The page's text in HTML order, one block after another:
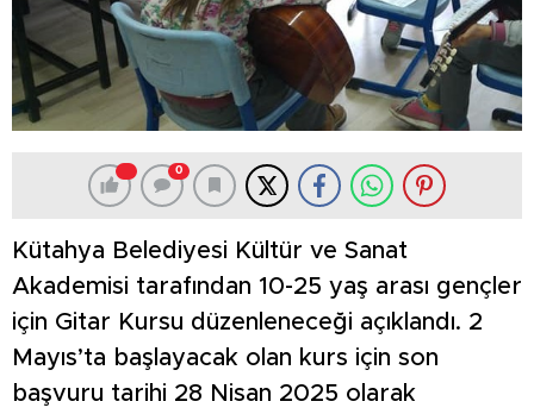
0
Kütahya Belediyesi Kültür ve Sanat
Akademisi tarafından 10-25 yaş arası gençler
için Gitar Kursu düzenleneceği açıklandı. 2
Mayıs’ta başlayacak olan kurs için son
başvuru tarihi 28 Nisan 2025 olarak